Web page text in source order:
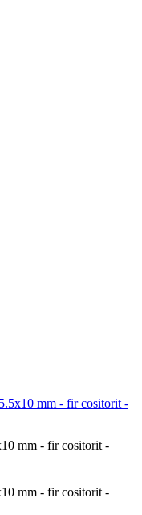
mm - fir cositorit -